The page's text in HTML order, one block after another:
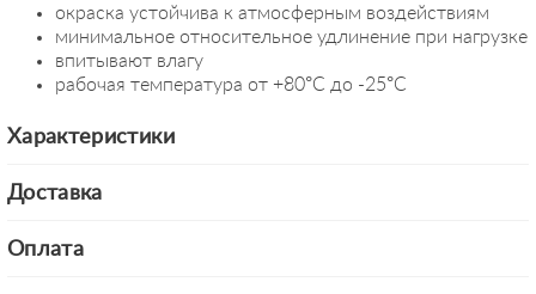
окраска устойчива к атмосферным воздействиям
минимальное относительное удлинение при нагрузке
впитывают влагу
рабочая температура от +80°С до -25°С
Характеристики
Доставка
Оплата